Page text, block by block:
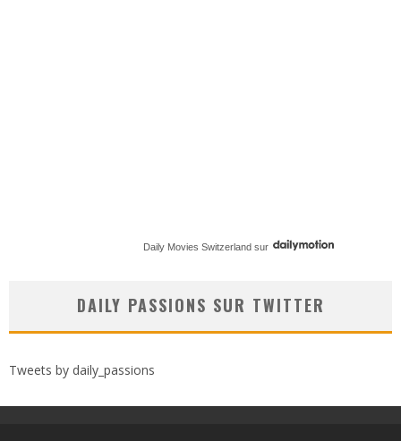
Daily Movies Switzerland sur
DAILY PASSIONS SUR TWITTER
Tweets by daily_passions